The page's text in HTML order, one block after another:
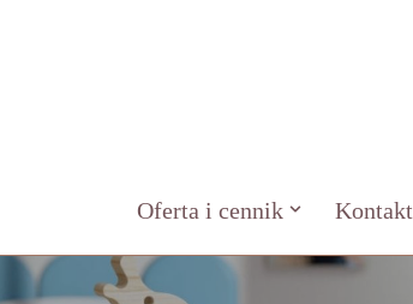
Oferta i cennik Kontakt